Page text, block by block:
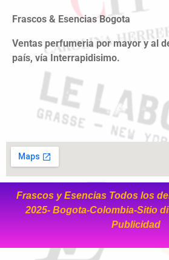
Frascos & Esencias Bogota
Ventas perfumeria por mayor y al
país, vía Interrapidisimo.
Frascos y Esencias Todos los
2025- Bogota-Colombia-Sitio
Publicidad